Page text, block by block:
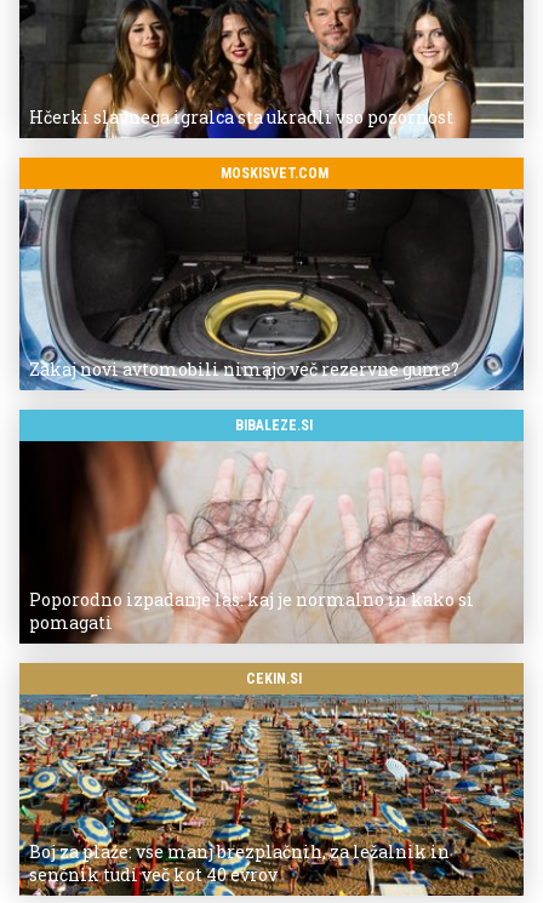
Hčerki slavnega igralca sta ukradli vso pozornost
MOSKISVET.COM
Zakaj novi avtomobili nimajo več rezervne gume?
BIBALEZE.SI
Poporodno izpadanje las: kaj je normalno in kako si
pomagati
CEKIN.SI
Boj za plaže: vse manj brezplačnih, za ležalnik in
senčnik tudi več kot 40 evrov